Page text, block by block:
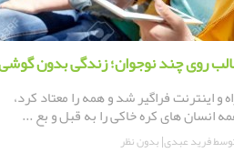
روی چند نوجوان؛ زندگی بدون
و اینترنت فراگیر شد و همه را معتاد کرد،
انسان های کره خاکی را به قبل و بع ...
فرید عبدی|بدون نظر